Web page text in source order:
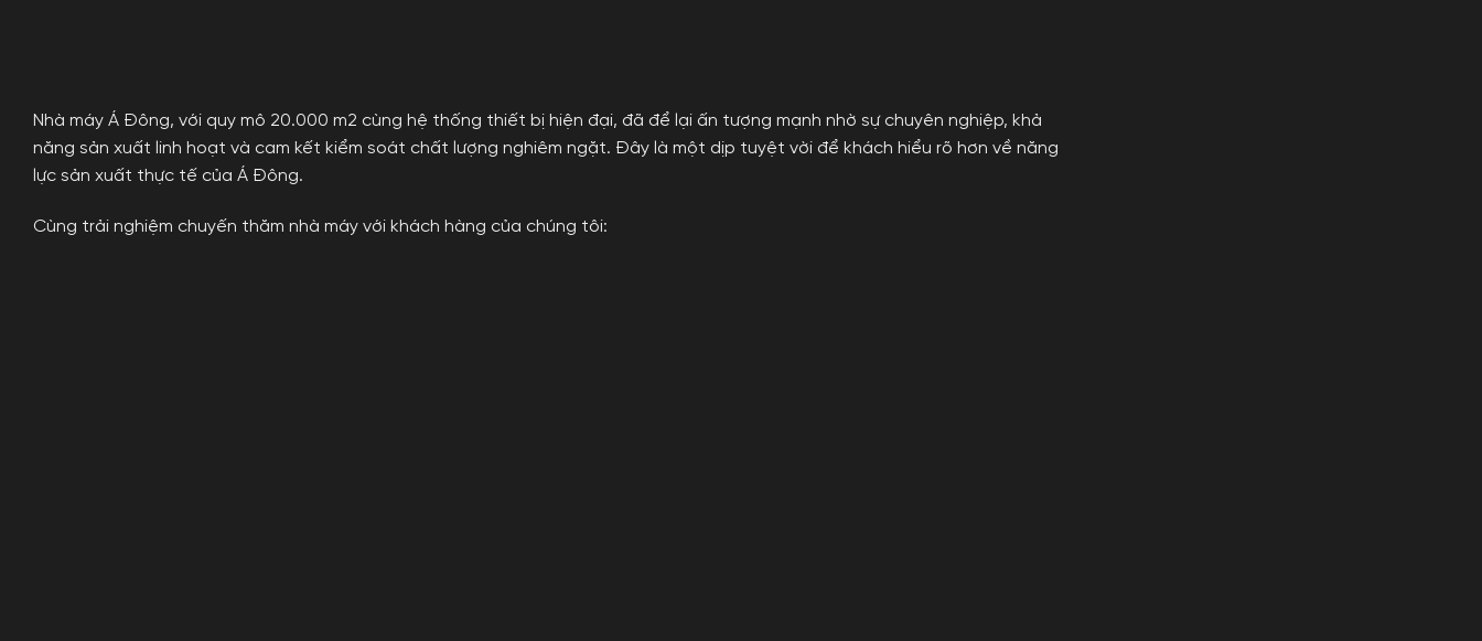
Nhà máy Á Đông, với quy mô 20.000 m2 cùng hệ thống thiết bị hiện đại, đã để lại ấn tượng mạnh nhờ sự chuyên nghiệp, khả
năng sản xuất linh hoạt và cam kết kiểm soát chất lượng nghiêm ngặt. Đây là một dịp tuyệt vời để khách hiểu rõ hơn về năng
lực sản xuất thực tế của Á Đông.
Cùng trải nghiệm chuyến thăm nhà máy với khách hàng của chúng tôi: